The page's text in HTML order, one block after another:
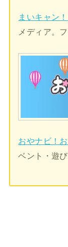
まいキャン
メディア。
おやナビ！お
ベント・遊